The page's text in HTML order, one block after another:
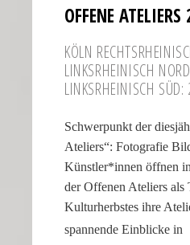
OFFENE
KÖLN
LINKS­RHEI­NISCH
LINKS­RHEI­NISCH
Schwerpunkt der
Ateliers“: Fotografie
Künstler*innen öffnen
der Offenen Ateliers als
Kulturherbstes ihre
spannende Einblicke in